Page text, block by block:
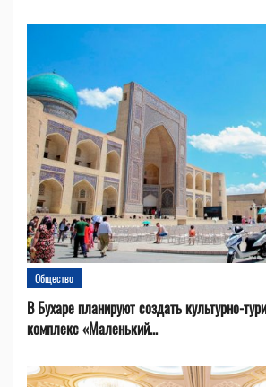
Общество
В Бухаре планируют создать культурно-
комплекс «Маленький...